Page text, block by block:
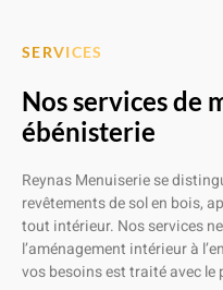
SERVICES
Nos services de
ébénisterie
Reynas Menuiserie se
revêtements de sol en bois,
tout intérieur. Nos services
l’aménagement intérieur à
vos besoins est traité avec le